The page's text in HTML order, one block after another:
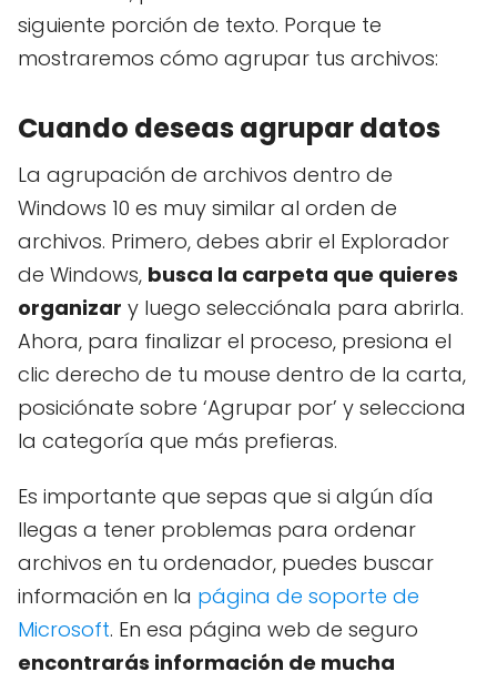
siguiente porción de texto. Porque te
mostraremos cómo agrupar tus archivos:
Cuando deseas agrupar datos
La agrupación de archivos dentro de
Windows 10 es muy similar al orden de
archivos. Primero, debes abrir el Explorador
de Windows, busca la carpeta que quieres
organizar y luego selecciónala para abrirla.
Ahora, para finalizar el proceso, presiona el
clic derecho de tu mouse dentro de la carta,
posiciónate sobre ‘Agrupar por’ y selecciona
la categoría que más prefieras.
Es importante que sepas que si algún día
llegas a tener problemas para ordenar
archivos en tu ordenador, puedes buscar
información en la página de soporte de
Microsoft. En esa página web de seguro
encontrarás información de mucha